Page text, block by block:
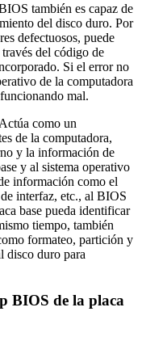
también es capaz de
del disco duro. Por
defectuosos, puede
del código de
Si el error no
de la computadora
mal.
como un
de la computadora,
y la información de
y al sistema operativo
información como el
interfaz, etc., al BIOS
base pueda identificar
tiempo, también
formateo, partición y
disco duro para
BIOS de la placa